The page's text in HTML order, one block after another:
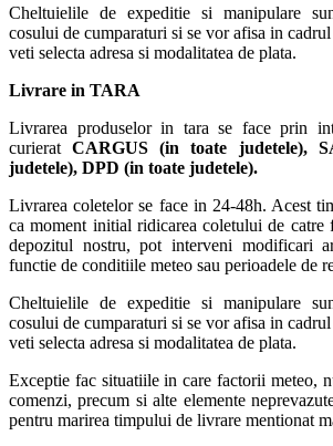
Cheltuielile de expeditie si manipulare
cosului de cumparaturi si se vor afisa in
veti selecta adresa si modalitatea de plata.
Livrare in TARA
Livrarea produselor in tara se face prin
curieratCARGUS (in toate judetele),
judetele), DPD (in toate judetele).
Livrarea coletelor se face in 24-48h. Acest
ca moment initial ridicarea coletului de catre
depozitul nostru, pot interveni modificari
functie de conditiile meteo sau perioadele de
Cheltuielile de expeditie si manipulare
cosului de cumparaturi si se vor afisa in
veti selecta adresa si modalitatea de plata.
Exceptie fac situatiile in care factorii meteo,
comenzi, precum si alte elemente
pentru marirea timpului de livrare mentionat